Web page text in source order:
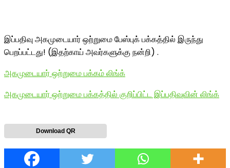
இப்பதிவு அகமுடையார் ஒற்றுமை பேஸ்புக் பக்கத்தில் இருந்து
பெறப்பட்டது! (இதற்காய் அவர்களுக்கு நன்றி) .
அகமுடையார் ஒற்றுமை பக்கம் லிங்க்
அகமுடையார் ஒற்றுமை பக்கத்தில் குறிப்பிட்ட இப்பதிவுவின் லிங்க்
Download QR